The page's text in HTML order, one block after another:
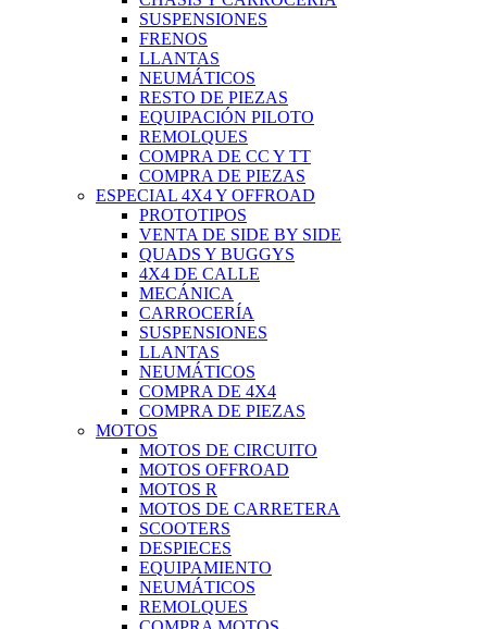
SUSPENSIONES
FRENOS
LLANTAS
NEUMÁTICOS
RESTO DE PIEZAS
EQUIPACIÓN PILOTO
REMOLQUES
COMPRA DE CC Y TT
COMPRA DE PIEZAS
ESPECIAL 4X4 Y OFFROAD
PROTOTIPOS
VENTA DE SIDE BY SIDE
QUADS Y BUGGYS
4X4 DE CALLE
MECÁNICA
CARROCERÍA
SUSPENSIONES
LLANTAS
NEUMÁTICOS
COMPRA DE 4X4
COMPRA DE PIEZAS
MOTOS
MOTOS DE CIRCUITO
MOTOS OFFROAD
MOTOS R
MOTOS DE CARRETERA
SCOOTERS
DESPIECES
EQUIPAMIENTO
NEUMÁTICOS
REMOLQUES